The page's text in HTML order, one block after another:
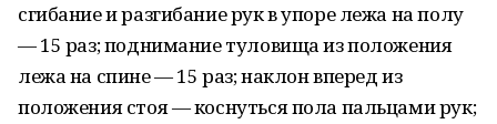
сгибание и разгибание рук в упоре лежа на полу
—15 раз; поднимание туловища из положения
лежа на спине—15 раз; наклон вперед из
положения стоя—коснуться пола пальцами рук;